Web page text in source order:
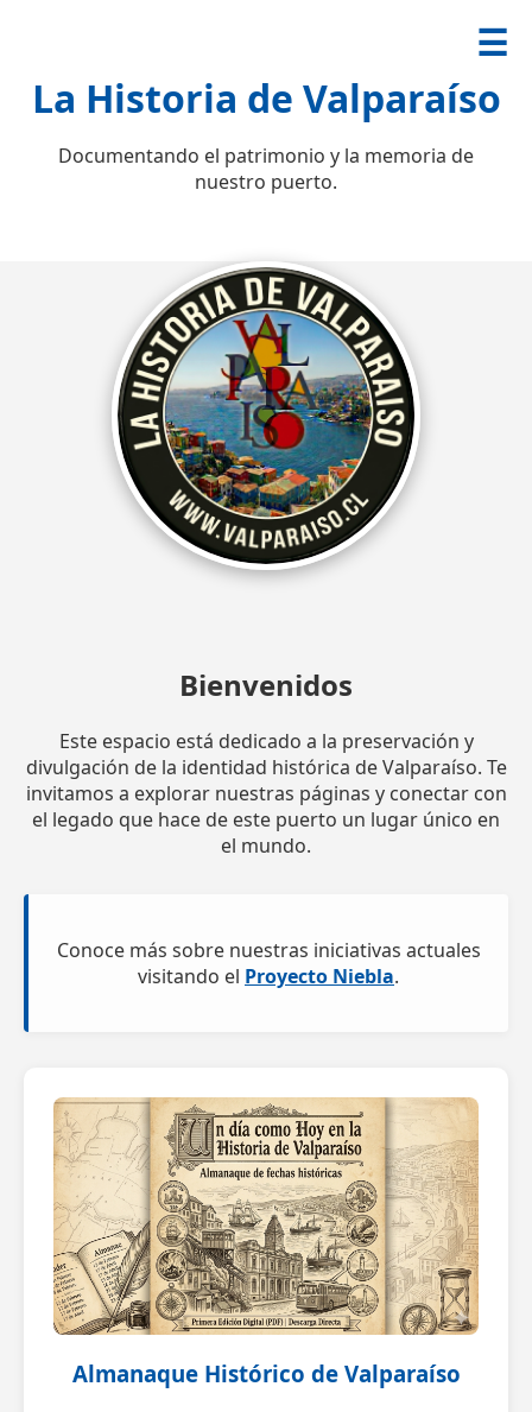
☰
La Historia de Valparaíso
Documentando el patrimonio y la memoria de
nuestro puerto.
Bienvenidos
Este espacio está dedicado a la preservación y
divulgación de la identidad histórica de Valparaíso. Te
invitamos a explorar nuestras páginas y conectar con
el legado que hace de este puerto un lugar único en
el mundo.
Conoce más sobre nuestras iniciativas actuales
visitando el Proyecto Niebla.
Almanaque Histórico de Valparaíso